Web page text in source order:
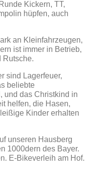
Kickern, TT,
hüpfen, auch
an Kleinfahrzeugen,
ist immer in Betrieb,
Rutsche.
sind Lagerfeuer,
beliebte
und das Christkind in
helfen, die Hasen,
Kinder erhalten
unseren Hausberg
1000dern des Bayer.
E-Bikeverleih am Hof.